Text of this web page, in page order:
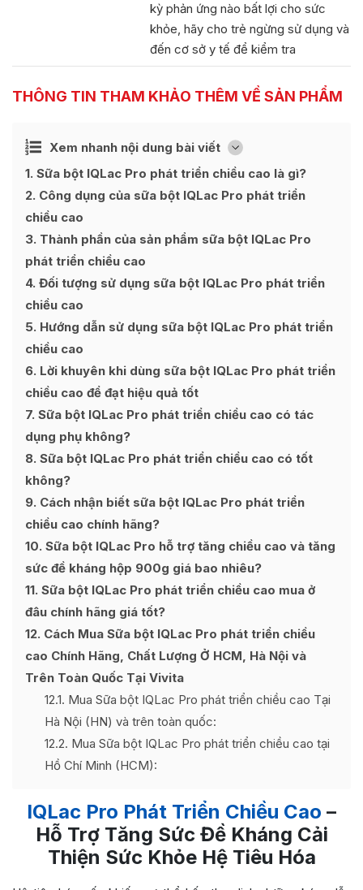
kỳ phản ứng nào bất lợi cho sức
khỏe, hãy cho trẻ ngừng sử dụng và
đến cơ sở y tế để kiểm tra
THÔNG TIN THAM KHẢO THÊM VỀ SẢN PHẨM
Xem nhanh nội dung bài viết [
Ẩn
1 Sữa bột IQLac Pro phát triển chiều cao là gì?
2 Công dụng của sữa bột IQLac Pro phát triển
chiều cao
3 Thành phần của sản phẩm sữa bột IQLac Pro
phát triển chiều cao
4 Đối tượng sử dụng sữa bột IQLac Pro phát triển
chiều cao
5 Hướng dẫn sử dụng sữa bột IQLac Pro phát triển
chiều cao
6 Lời khuyên khi dùng sữa bột IQLac Pro phát triển
chiều cao để đạt hiệu quả tốt
7 Sữa bột IQLac Pro phát triển chiều cao có tác
dụng phụ không?
8 Sữa bột IQLac Pro phát triển chiều cao có tốt
không?
9 Cách nhận biết sữa bột IQLac Pro phát triển
chiều cao chính hãng?
10 Sữa bột IQLac Pro hỗ trợ tăng chiều cao và tăng
sức đề kháng hộp 900g giá bao nhiêu?
11 Sữa bột IQLac Pro phát triển chiều cao mua ở
đâu chính hãng giá tốt?
12 Cách Mua Sữa bột IQLac Pro phát triển chiều
cao Chính Hãng, Chất Lượng Ở HCM, Hà Nội và
Trên Toàn Quốc Tại Vivita
12.1 Mua Sữa bột IQLac Pro phát triển chiều cao Tại
Hà Nội (HN) và trên toàn quốc:
12.2 Mua Sữa bột IQLac Pro phát triển chiều cao tại
Hồ Chí Minh (HCM):
IQLac Pro Phát Triển Chiều Cao –
Hỗ Trợ Tăng Sức Đề Kháng Cải
Thiện Sức Khỏe Hệ Tiêu Hóa